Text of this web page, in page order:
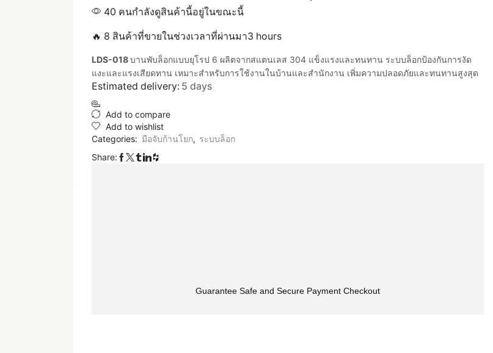
40 คนกำลังดูสินค้านี้อยู่ในขณะนี้
🔥 8 สินค้าที่ขายในช่วงเวลาที่ผ่านมา3 hours
LDS-018บานพับล็อกแบบยุโรป 6 ผลิตจากสแตนเลส 304 แข็งแรงและทนทาน ระบบล็อกป้องกันการงัด
แงะและแรงเสียดทาน เหมาะสำหรับการใช้งานในบ้านและสำนักงาน เพิ่มความปลอดภัยและทนทานสูงสุด
Estimated delivery: 5 days
Add to compare
Add to wishlist
Categories: มือจับก้านโยก, ระบบล็อก
Share:
Guarantee Safe and Secure Payment Checkout